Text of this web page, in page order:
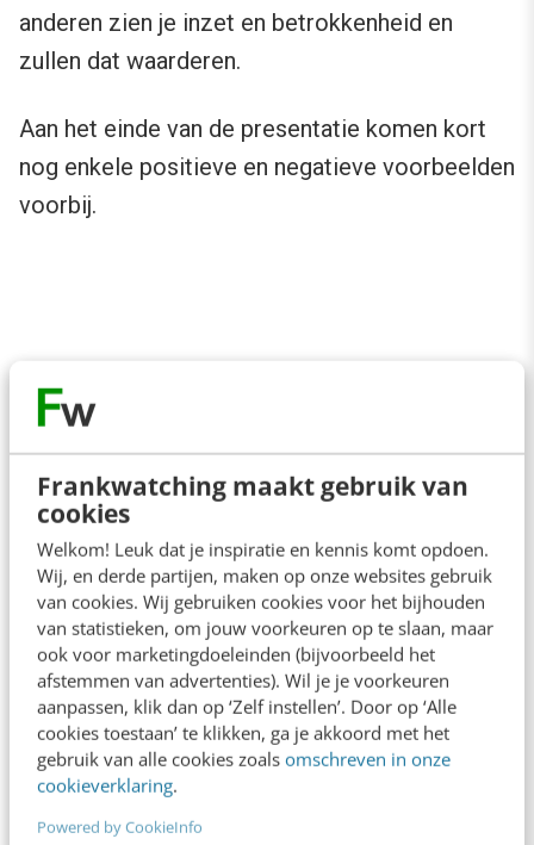
Frankwatching maakt gebruik van
cookies
Welkom! Leuk dat je inspiratie en kennis komt opdoen.
Wij, en derde partijen, maken op onze websites gebruik
van cookies. Wij gebruiken cookies voor het bijhouden
van statistieken, om jouw voorkeuren op te slaan, maar
ook voor marketingdoeleinden (bijvoorbeeld het
afstemmen van advertenties). Wil je je voorkeuren
aanpassen, klik dan op ‘Zelf instellen’. Door op ‘Alle
cookies toestaan’ te klikken, ga je akkoord met het
gebruik van alle cookies zoals omschreven in onze
cookieverklaring.
Powered by CookieInfo
anderen zien je inzet en betrokkenheid en
zullen dat waarderen.
Aan het einde van de presentatie komen kort
nog enkele positieve en negatieve voorbeelden
voorbij.